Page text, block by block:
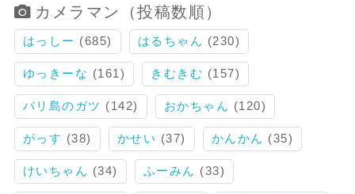
カメラマン（投稿数順）
はっしー (685) はるちゃん (230)
ゆっきーな (161) きむきむ (157)
バリ島のガツ (142) おかちゃん (120)
がっす (38) かせい (37) かんかん (35)
けいちゃん (34) ふーみん (33)